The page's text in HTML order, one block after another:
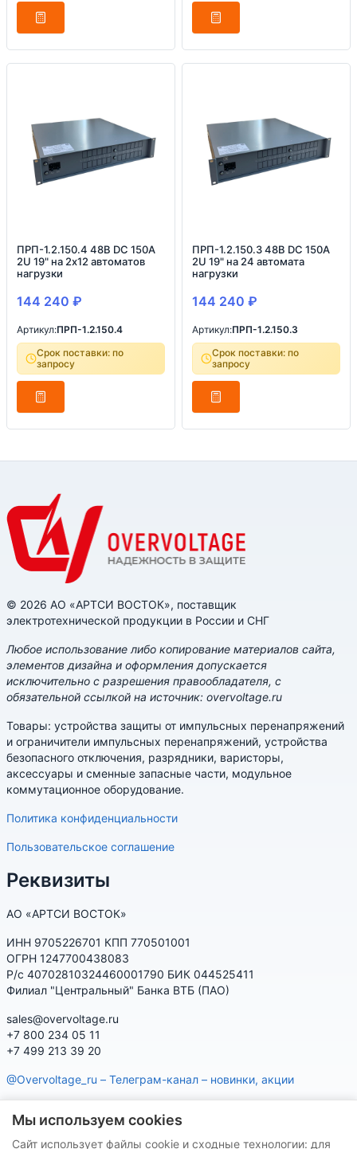
ПРП-1.2.150.4 48В DC 150А
2U 19" на 2х12 автоматов
нагрузки
144 240 ₽
Артикул:ПРП-1.2.150.4
Срок поставки: по
запросу
ПРП-1.2.150.3 48В DC 150А
2U 19" на 24 автомата
нагрузки
144 240 ₽
Артикул:ПРП-1.2.150.3
Срок поставки: по
запросу
© 2026 АО «АРТСИ ВОСТОК», поставщик
электротехнической продукции в России и СНГ
Любое использование либо копирование материалов сайта,
элементов дизайна и оформления допускается
исключительно с разрешения правообладателя, с
обязательной ссылкой на источник: overvoltage.ru
Товары: устройства защиты от импульсных перенапряжений
и ограничители импульсных перенапряжений, устройства
безопасного отключения, разрядники, варисторы,
аксессуары и сменные запасные части, модульное
коммутационное оборудование.
Политика конфиденциальности
Пользовательское соглашение
Реквизиты
АО «АРТСИ ВОСТОК»
ИНН 9705226701 КПП 770501001
ОГРН 1247700438083
Р/с 40702810324460001790 БИК 044525411
Филиал "Центральный" Банка ВТБ (ПАО)
sales@overvoltage.ru
+7 800 234 05 11
+7 499 213 39 20
@Overvoltage_ru – Телеграм-канал – новинки, акции
характеристики, наличие, подбор
Мы используем cookies
Сайт использует файлы cookie и сходные технологии: для